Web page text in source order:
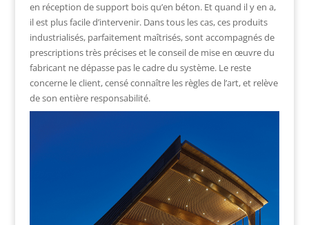
en réception de support bois qu’en béton. Et quand il y en a,
il est plus facile d’intervenir. Dans tous les cas, ces produits
industrialisés, parfaitement maîtrisés, sont accompagnés de
prescriptions très précises et le conseil de mise en œuvre du
fabricant ne dépasse pas le cadre du système. Le reste
concerne le client, censé connaître les règles de l’art, et relève
de son entière responsabilité.